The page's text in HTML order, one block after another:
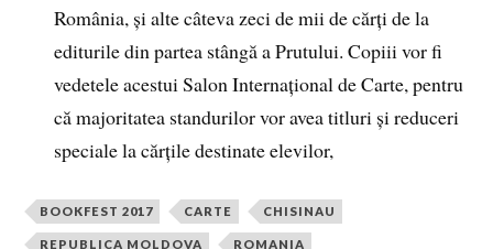
România, și alte câteva zeci de mii de cărți de la
editurile din partea stângă a Prutului. Copiii vor fi
vedetele acestui Salon Internațional de Carte, pentru
că majoritatea standurilor vor avea titluri și reduceri
speciale la cărțile destinate elevilor,
BOOKFEST 2017 CARTE CHISINAU
REPUBLICA MOLDOVA ROMANIA